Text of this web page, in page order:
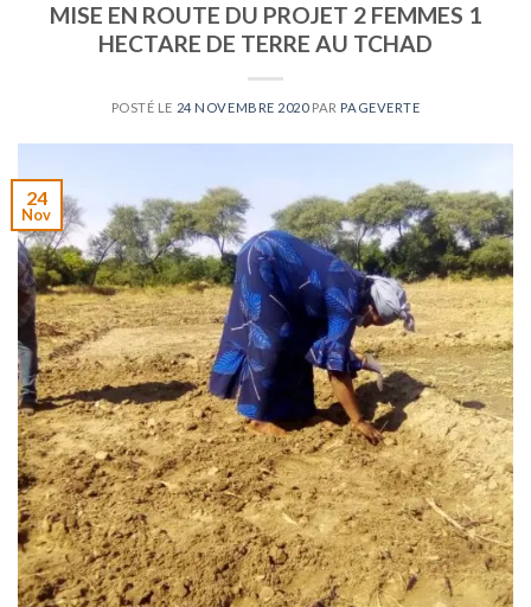
MISE EN ROUTE DU PROJET 2 FEMMES 1
HECTARE DE TERRE AU TCHAD
POSTÉ LE 24 NOVEMBRE 2020PAR PAGEVERTE
24
Nov